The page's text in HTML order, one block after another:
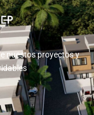
nuestos proyectos y